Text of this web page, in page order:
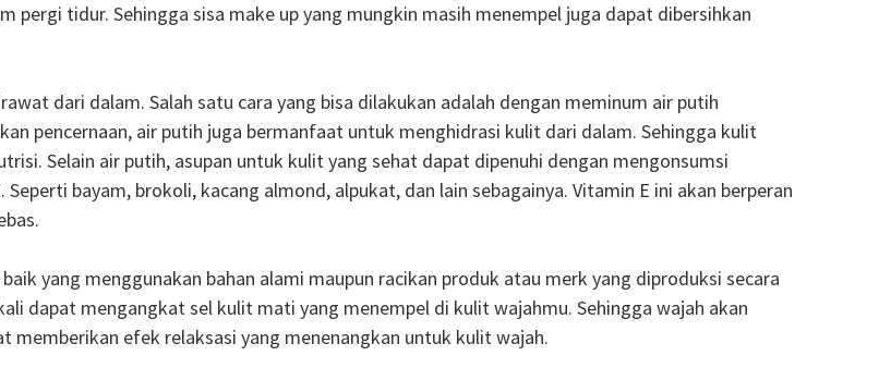
pergi tidur. Sehingga sisa make up yang mungkin masih menempel juga dapat dibersihkan
dari dalam. Salah satu cara yang bisa dilakukan adalah dengan meminum air putih
pencernaan, air putih juga bermanfaat untuk menghidrasi kulit dari dalam. Sehingga kulit
Selain air putih, asupan untuk kulit yang sehat dapat dipenuhi dengan mengonsumsi
bayam, brokoli, kacang almond, alpukat, dan lain sebagainya. Vitamin E ini akan berperan
yang menggunakan bahan alami maupun racikan produk atau merk yang diproduksi secara
dapat mengangkat sel kulit mati yang menempel di kulit wajahmu. Sehingga wajah akan
memberikan efek relaksasi yang menenangkan untuk kulit wajah.